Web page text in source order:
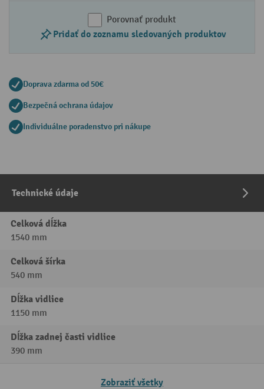
Porovnať produkt
Pridať do zoznamu sledovaných produktov
Doprava zdarma od 50€
Bezpečná ochrana údajov
Individuálne poradenstvo pri nákupe
Technické údaje
Celková dĺžka
1540 mm
Celková šírka
540 mm
Dĺžka vidlice
1150 mm
Dĺžka zadnej časti vidlice
390 mm
Zobraziť všetky